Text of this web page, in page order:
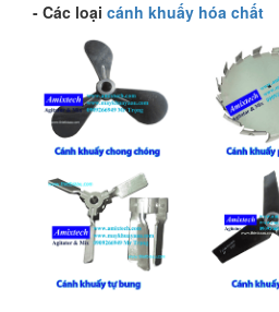
- Các loại cánh khuấy hóa chất